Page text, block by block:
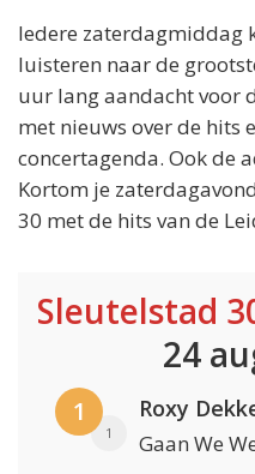
Iedere zaterdagmiddag
luisteren naar de
uur lang aandacht voor
met nieuws over de hits
concertagenda. Ook de
Kortom je
30 met de hits van de
Sleutelstad
24
1
1
Roxy
Gaan We